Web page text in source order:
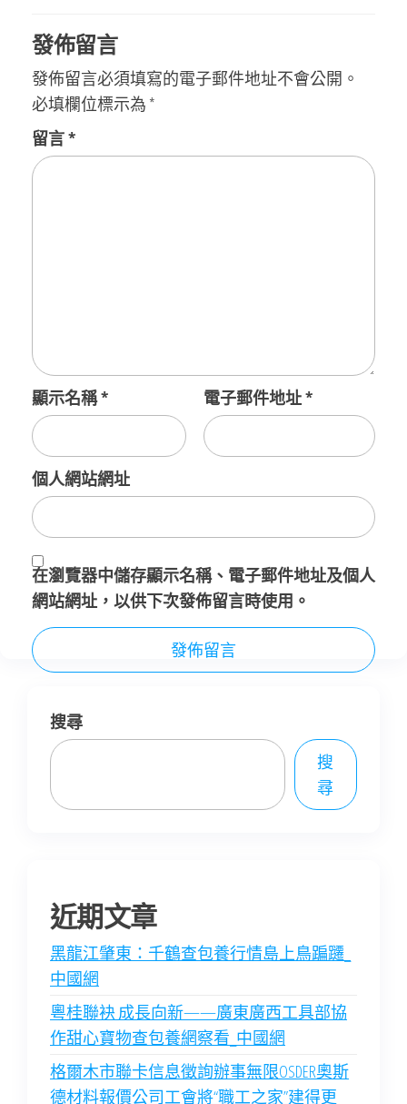
發佈留言
發佈留言必須填寫的電子郵件地址不會公開。
必填欄位標示為 *
留言*
顯示名稱* 電子郵件地址*
個人網站網址
在瀏覽器中儲存顯示名稱、電子郵件地址及個人
網站網址，以供下次發佈留言時使用。
搜尋
搜
尋
近期文章
黑龍江肇東：千鶴查包養行情島上鳥蹁躚_
中國網
粵桂聯袂 成長向新——廣東廣西工具部協
作甜心寶物查包養網察看_中國網
格爾木市聯卡信息徵詢辦事無限OSDER奧斯
德材料報價公司工會將“職工之家”建得更